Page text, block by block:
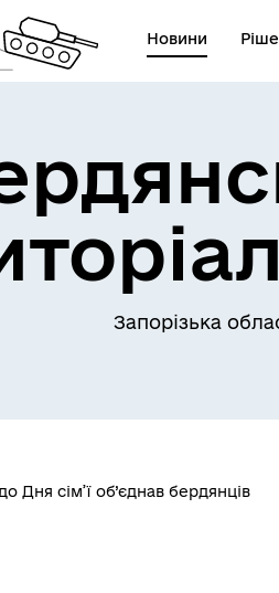
Новини
Запорізька
сім’ї об’єднав бердянців